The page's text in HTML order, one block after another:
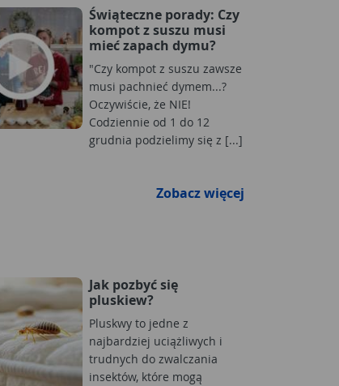
Świąteczne porady: Czy
kompot z suszu musi
mieć zapach dymu?
"Czy kompot z suszu zawsze
musi pachnieć dymem...?
Oczywiście, że NIE!
Codziennie od 1 do 12
grudnia podzielimy się z [...]
Zobacz więcej
Jak pozbyć się
pluskiew?
Pluskwy to jedne z
najbardziej uciążliwych i
trudnych do zwalczania
insektów, które mogą